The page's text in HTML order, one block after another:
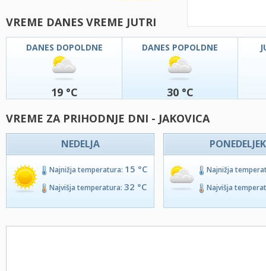
VREME DANES VREME JUTRI
DANES DOPOLDNE
19 °C
DANES POPOLDNE
30 °C
VREME ZA PRIHODNJE DNI - JAKOVICA
NEDELJA
Najnižja temperatura: 15 °C
Najvišja temperatura: 32 °C
PONEDELJEK
Najnižja
Najvišja